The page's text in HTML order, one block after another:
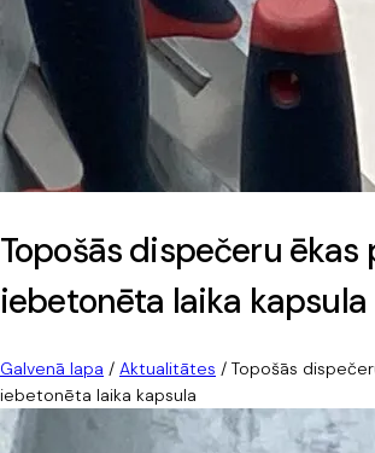
Topošās dispečeru ēkas
iebetonēta laika kapsula
Galvenā lapa / Aktualitātes / Topošās
iebetonēta laika kapsula